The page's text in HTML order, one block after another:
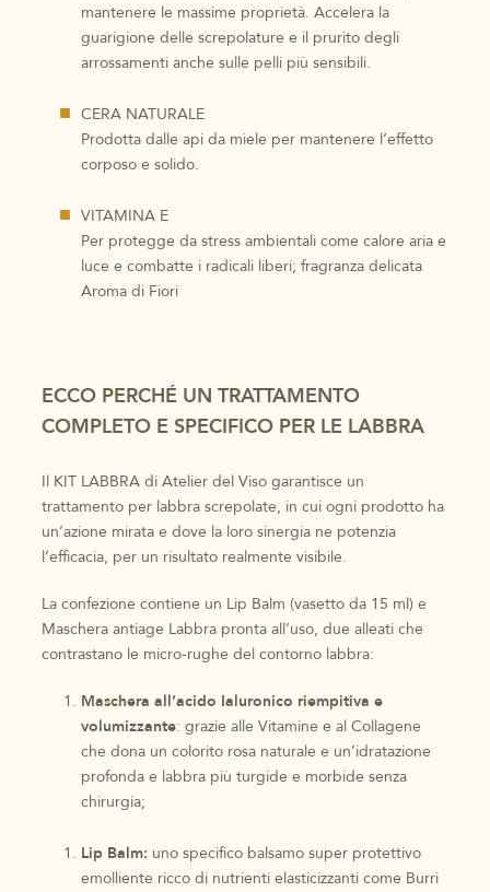
mantenere le massime proprietà. Accelera la
guarigione delle screpolature e il prurito degli
arrossamenti anche sulle pelli più sensibili.
CERA NATURALE
Prodotta dalle api da miele per mantenere l’effetto
corposo e solido.
VITAMINA E
Per protegge da stress ambientali come calore aria e
luce e combatte i radicali liberi; fragranza delicata
Aroma di Fiori
ECCO PERCHÉ UN TRATTAMENTO
COMPLETO E SPECIFICO PER LE LABBRA
Il KIT LABBRA di Atelier del Viso garantisce un
trattamento per labbra screpolate, in cui ogni prodotto ha
un’azione mirata e dove la loro sinergia ne potenzia
l’efficacia, per un risultato realmente visibile.
La confezione contiene un Lip Balm (vasetto da 15 ml) e
Maschera antiage Labbra pronta all’uso, due alleati che
contrastano le micro-rughe del contorno labbra:
Maschera all’acido Ialuronico riempitiva e
volumizzante: grazie alle Vitamine e al Collagene
che dona un colorito rosa naturale e un’idratazione
profonda e labbra più turgide e morbide senza
chirurgia;
Lip Balm: uno specifico balsamo super protettivo
emolliente ricco di nutrienti elasticizzanti come Burri